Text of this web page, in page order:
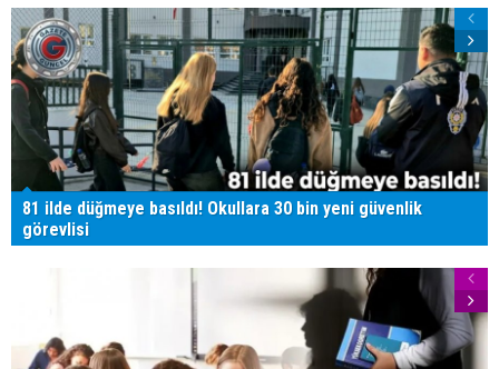
81 ilde düğmeye basıldı! Okullara 30 bin yeni güvenlik
görevlisi